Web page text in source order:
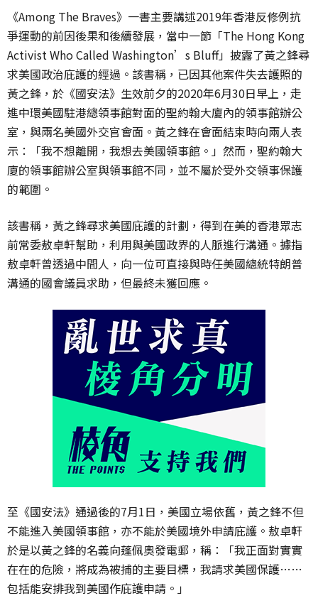
《Among The Braves》一書主要講述2019年香港反修例抗
爭運動的前因後果和後續發展，當中一節「The Hong Kong
Activist Who Called Washington’s Bluff」披露了黃之鋒尋
求美國政治庇護的經過。該書稱，已因其他案件失去護照的
黃之鋒，於《國安法》生效前夕的2020年6月30日早上，走
進中環美國駐港總領事館對面的聖約翰大廈內的領事館辦公
室，與兩名美國外交官會面。黃之鋒在會面結束時向兩人表
示：「我不想離開，我想去美國領事館。」然而，聖約翰大
廈的領事館辦公室與領事館不同，並不屬於受外交領事保護
的範圍。
該書稱，黃之鋒尋求美國庇護的計劃，得到在美的香港眾志
前常委敖卓軒幫助，利用與美國政界的人脈進行溝通。據指
敖卓軒曾透過中間人，向一位可直接與時任美國總統特朗普
溝通的國會議員求助，但最終未獲回應。
至《國安法》通過後的7月1日，美國立場依舊，黃之鋒不但
不能進入美國領事館，亦不能於美國境外申請庇護。敖卓軒
於是以黃之鋒的名義向蓬佩奧發電郵，稱：「我正面對實實
在在的危險，將成為被捕的主要目標，我請求美國保護……
包括能安排我到美國作庇護申請。」